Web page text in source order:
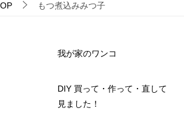
もつ煮込みみつ子
我が家のワンコ
DIY 買って・作って・直して
見ました！